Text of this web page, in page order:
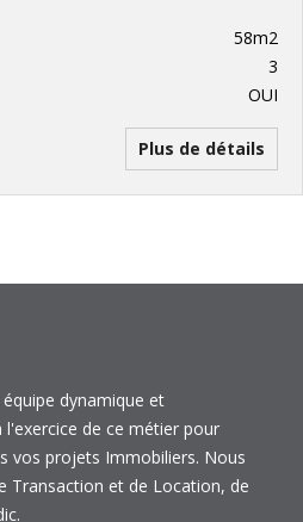
58m2
3
OUI
Plus de détails
dynamique et
de ce métier pour
vos projets Immobiliers. Nous
Transaction et de Location, de